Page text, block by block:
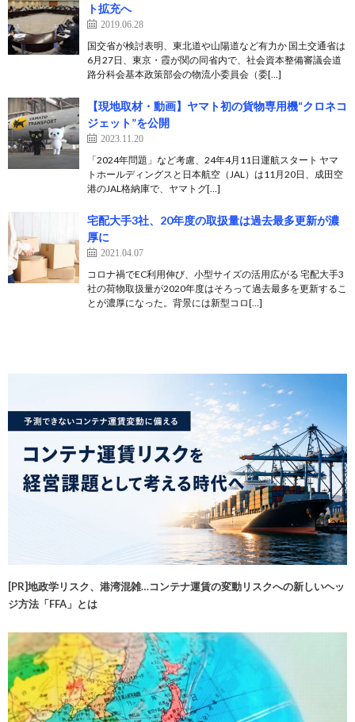
ト拡充へ
2019.06.28
国交省が検討表明、東北道や山陽道など有力か 国土交通省は
6月27日、東京・霞が関の同省内で、社会資本整備審議会道
路分科会基本政策部会の物流小委員会（委[…]
【現地取材・動画】ヤマト初の貨物専用機“クロネコ
ジェット”を公開
2023.11.20
「2024年問題」など考慮、24年4月11日運航スタート ヤマ
トホールディングスと日本航空（JAL）は11月20日、成田空
港のJAL格納庫で、ヤマトグ[…]
宅配大手3社、20年度の取扱量は過去最多更新が濃
厚に
2021.04.07
コロナ禍でEC利用伸び、小型サイズの活用広がる 宅配大手3
社の荷物取扱量が2020年度はそろって過去最多を更新するこ
とが濃厚になった。背景には新型コロ[…]
[PR]地政学リスク、港湾混雑…コンテナ運賃の変動リスクへの新しいヘッ
ジ方法「FFA」とは